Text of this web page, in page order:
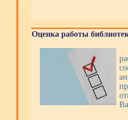
Оценка работы